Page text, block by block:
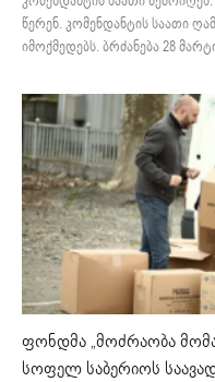
წერენ. კომენდანტის საათი
იმოქმედებს. ბრძანება 28
ფონდმა „მოძრაობა
სოფელ საბერიოს